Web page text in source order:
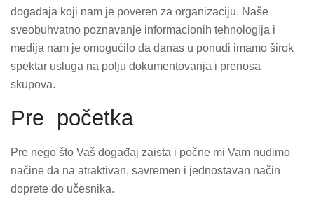
događaja koji nam je poveren za organizaciju. Naše
sveobuhvatno poznavanje informacionih tehnologija i
medija nam je omogućilo da danas u ponudi imamo širok
spektar usluga na polju dokumentovanja i prenosa
skupova.
Pre početka
Pre nego što Vaš događaj zaista i počne mi Vam nudimo
načine da na atraktivan, savremen i jednostavan način
doprete do učesnika.